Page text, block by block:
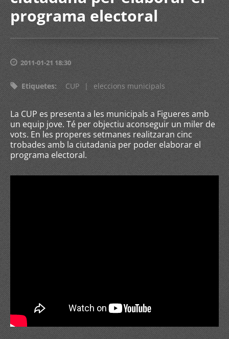
programa electoral
2011-01-21 18:30
Etiquetes: CUP | eleccions municipals
La CUP es presenta a les municipals a Figueres amb
un equip jove. Té per objectiu aconseguir un miler de
vots. En les properes setmanes realitzaran cinc
trobades amb la ciutadania per poder elaborar el
programa electoral.